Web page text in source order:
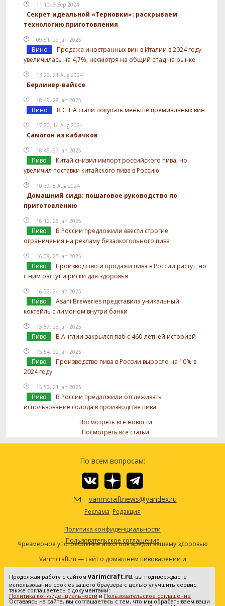
11:10, 6 Sep 2024
Секрет идеальной «Терновки»: раскрываем
технологию приготовления
09:51, 29 Jan 2025
Вино
Продажа иностранных вин в Италии в 2024 году
увеличилась на 4,7%, несмотря на общий спад на рынке
13:29, 21 Aug 2024
Берлинер-вайссе
18:49, 28 Jan 2025
Вино В США стали покупать меньше премиальных вин
17:20, 14 Aug 2024
Самогон из кабачков
18:45, 27 Jan 2025
Пиво
Китай снизил импорт российского пива, но
увеличил поставки китайского пива в Россию
10:39, 5 Aug 2024
Домашний сидр: пошаговое руководство по
приготовлению
16:12, 26 Jan 2025
Пиво
В России предложили ввести строгие
ограничения на рекламу безалкогольного пива
16:08, 25 Jan 2025
Пиво
Производство и продажи пива в России растут, но
с ним растут и риски для здоровья
16:02, 24 Jan 2025
Пиво
Asahi Breweries представила уникальный
коктейль с лимоном внутри банки
15:57, 23 Jan 2025
Пиво В Англии закрылся паб с 460-летней историей
15:54, 22 Jan 2025
Пиво
Производство пива в России выросло на 10% в
2024 году
15:52, 21 Jan 2025
Пиво
В России предложили отслеживать
использование солода в производстве пива
Посмотреть все новости
Посмотреть все статьи
По всем вопросам:
varimcraftnews@yandex.ru
Реклама Редакция
Политика конфиденциальности
Пользовательское соглашение
Чрезмерное употребление алкоголя вредит вашему здоровью
Varimcraft.ru — сайт о домашнем пивоварении и
самогоноварении.
Сетевое издание «Варимкрафт». Зарегистрировано в
Федеральной службе по надзору в сфере связи, информационных
технологий и массовых коммуникаций (Роскомнадзор). Реестровая
Продолжая работу с сайтом varimcraft.ru, вы подтверждаете
использование cookies вашего браузера с целью улучшить сервис,
также соглашаетесь с документами:
Политика конфиденциальности и Пользовательское соглашение
Оставаясь на сайте, вы соглашаетесь с тем, что мы обрабатываем ваши